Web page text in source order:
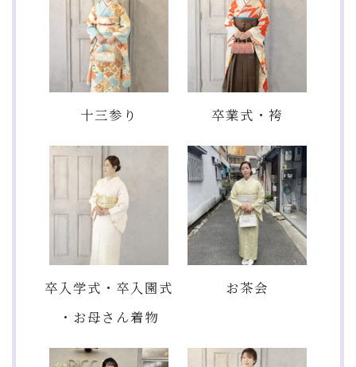
十三参り 卒業式・袴
卒入学式・卒入園式
・お母さん着物
お茶会